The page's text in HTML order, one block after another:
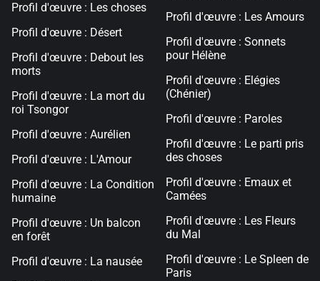
Profil d'œuvre : Les choses
Profil d'œuvre : Désert
Profil d'œuvre : Debout les
morts
Profil d'œuvre : La mort du
roi Tsongor
Profil d'œuvre : Aurélien
Profil d'œuvre : L'Amour
Profil d'œuvre : La Condition
humaine
Profil d'œuvre : Un balcon
en forêt
Profil d'œuvre : La nausée
Profil d'œuvre : Les Amours
Profil d'œuvre : Sonnets
pour Hélène
Profil d'œuvre : Elégies
(Chénier)
Profil d'œuvre : Paroles
Profil d'œuvre : Le parti pris
des choses
Profil d'œuvre : Emaux et
Camées
Profil d'œuvre : Les Fleurs
du Mal
Profil d'œuvre : Le Spleen de
Paris